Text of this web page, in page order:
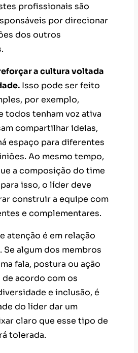
profissionais são
por direcionar
dos outros
a cultura voltada
Isso pode ser feito
por exemplo,
todos tenham voz ativa
compartilhar ideias,
espaço para diferentes
Ao mesmo tempo,
a composição do time
isso, o líder deve
construir a equipe com
e complementares.
atenção é em relação
. Se algum dos membros
fala, postura ou ação
de acordo com os
e inclusão, é
do líder dar um
claro que esse tipo de
tolerada.